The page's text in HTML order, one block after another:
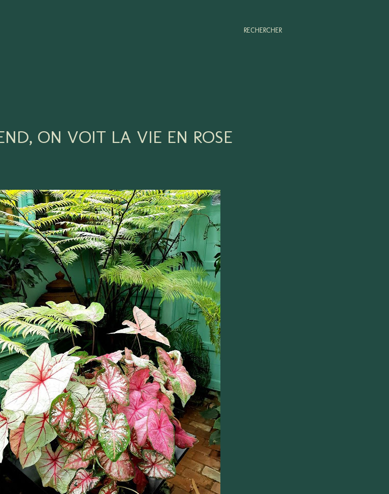
RECHERCHER
ON VOIT LA VIE EN ROSE